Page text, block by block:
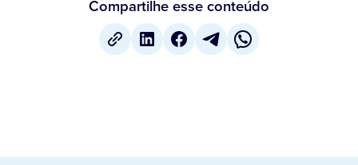
Compartilhe esse conteúdo